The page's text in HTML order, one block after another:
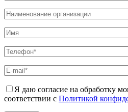
Я даю согласие на обработку
соответствии с Политикой